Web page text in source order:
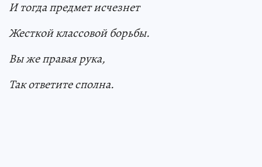
И тогда предмет исчезнет
Жесткой классовой борьбы.
Вы же правая рука,
Так ответите сполна.